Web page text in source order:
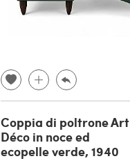
Coppia di poltrone Art
Déco in noce ed
ecopelle verde, 1940